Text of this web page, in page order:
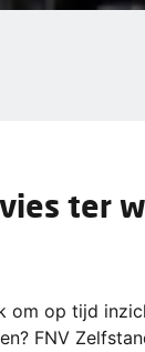
ter
om op tijd
FNV